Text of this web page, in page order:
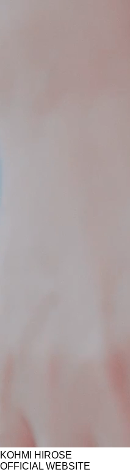
KOHMI HIROSE
OFFICIAL WEBSITE